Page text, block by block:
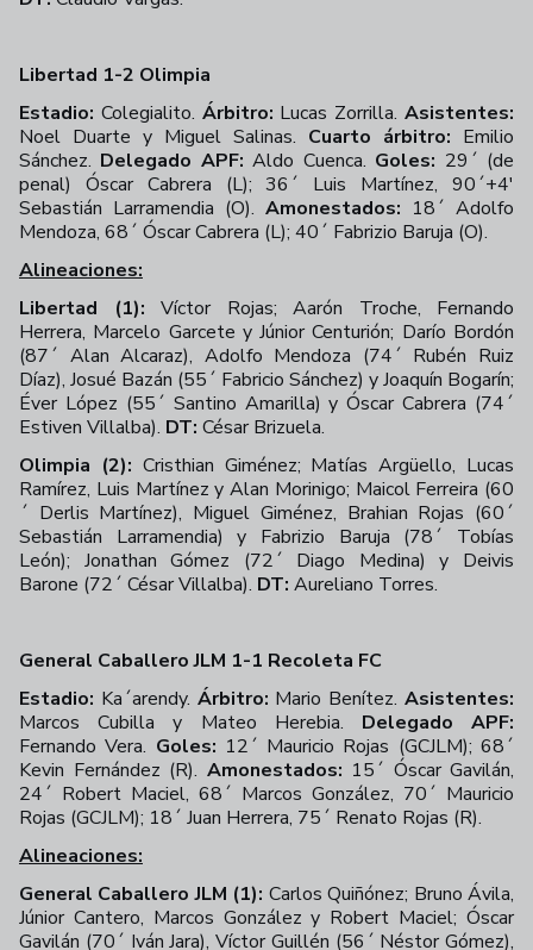
Libertad 1-2 Olimpia
Estadio: Colegialito. Árbitro: Lucas Zorrilla.Asistentes:
Noel Duarte y Miguel Salinas. Cuarto árbitro: Emilio
Sánchez. Delegado APF: Aldo Cuenca. Goles: 29´ (de
penal) Óscar Cabrera (L); 36´ Luis Martínez, 90´+4'
Sebastián Larramendia (O). Amonestados: 18´ Adolfo
Mendoza, 68´ Óscar Cabrera (L); 40´ Fabrizio Baruja (O).
Alineaciones:
Libertad (1): Víctor Rojas; Aarón Troche, Fernando
Herrera, Marcelo Garcete y Júnior Centurión; Darío Bordón
(87´ Alan Alcaraz), Adolfo Mendoza (74´ Rubén Ruiz
Díaz), Josué Bazán (55´ Fabricio Sánchez) y Joaquín Bogarín;
Éver López (55´ Santino Amarilla) y Óscar Cabrera (74´
Estiven Villalba). DT: César Brizuela.
Olimpia (2): Cristhian Giménez; Matías Argüello, Lucas
Ramírez, Luis Martínez y Alan Morinigo; Maicol Ferreira (60
´ Derlis Martínez), Miguel Giménez, Brahian Rojas (60´
Sebastián Larramendia) y Fabrizio Baruja (78´ Tobías
León); Jonathan Gómez (72´ Diago Medina) y Deivis
Barone (72´ César Villalba). DT: Aureliano Torres.
General Caballero JLM 1-1 Recoleta FC
Estadio: Ka´arendy. Árbitro: Mario Benítez.Asistentes:
Marcos Cubilla y Mateo Herebia. Delegado APF:
Fernando Vera. Goles: 12´ Mauricio Rojas (GCJLM); 68´
Kevin Fernández (R). Amonestados: 15´ Óscar Gavilán,
24´ Robert Maciel, 68´ Marcos González, 70´ Mauricio
Rojas (GCJLM); 18´ Juan Herrera, 75´ Renato Rojas (R).
Alineaciones:
General Caballero JLM (1): Carlos Quiñónez; Bruno Ávila,
Júnior Cantero, Marcos González y Robert Maciel; Óscar
Gavilán (70´ Iván Jara), Víctor Guillén (56´ Néstor Gómez),